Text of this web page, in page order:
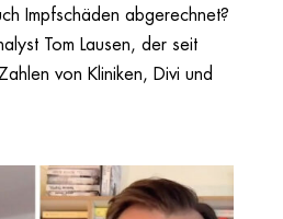
Impfschäden abgerechnet?
Tom Lausen, der seit
von Kliniken, Divi und